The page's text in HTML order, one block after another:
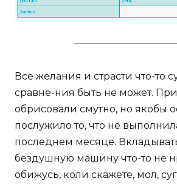
Все желания и страсти что-то
сравне-ния быть не может.
обрисовали смутно, но якобы
послужило то, что не
последнем месяце.
бездушную машину что-то не
обижусь, коли скажете, мол,